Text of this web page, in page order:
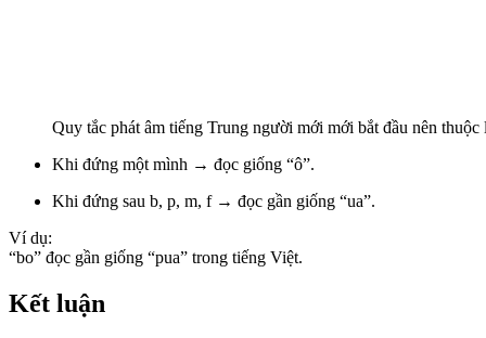
Quy tắc phát âm tiếng Trung người mới mới bắt đầu nên thuộc
Khi đứng một mình → đọc giống “ô”.
Khi đứng sau b, p, m, f → đọc gần giống “ua”.
Ví dụ:
“bo” đọc gần giống “pua” trong tiếng Việt.
Kết luận